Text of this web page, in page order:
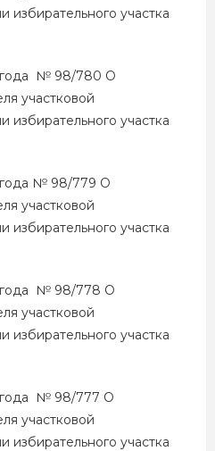
избирательного участка
№ 98/780 О
участковой
избирательного участка
№ 98/779 О
участковой
избирательного участка
№ 98/778 О
участковой
избирательного участка
№ 98/777 О
участковой
избирательного участка